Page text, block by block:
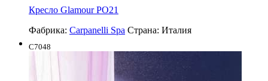
Кресло Glamour PO21
Фабрика: Carpanelli Spa Страна: Италия
C7048